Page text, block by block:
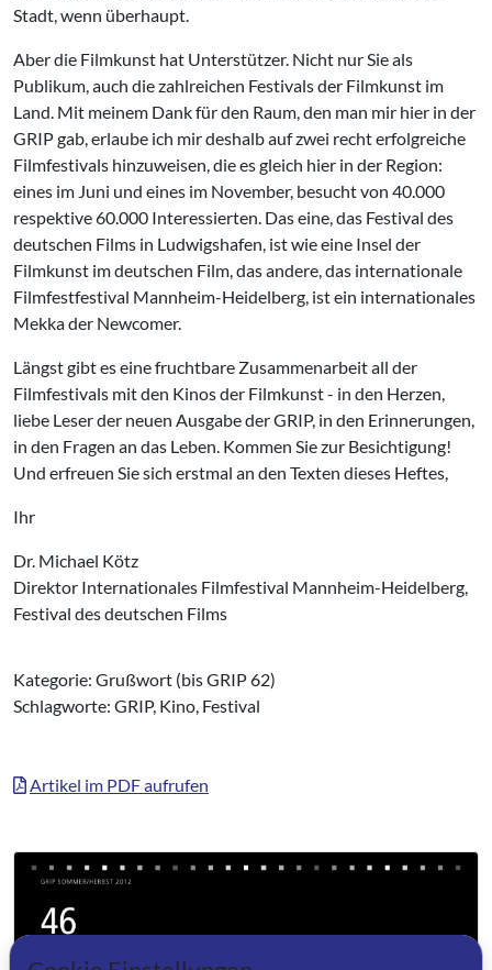
Stadt, wenn überhaupt.
Aber die Filmkunst hat Unterstützer. Nicht nur Sie als
Publikum, auch die zahlreichen Festivals der Filmkunst im
Land. Mit meinem Dank für den Raum, den man mir hier in der
GRIP gab, erlaube ich mir deshalb auf zwei recht erfolgreiche
Filmfestivals hinzuweisen, die es gleich hier in der Region:
eines im Juni und eines im November, besucht von 40.000
respektive 60.000 Interessierten. Das eine, das Festival des
deutschen Films in Ludwigshafen, ist wie eine Insel der
Filmkunst im deutschen Film, das andere, das internationale
Filmfestfestival Mannheim-Heidelberg, ist ein internationales
Mekka der Newcomer.
Längst gibt es eine fruchtbare Zusammenarbeit all der
Filmfestivals mit den Kinos der Filmkunst - in den Herzen,
liebe Leser der neuen Ausgabe der GRIP, in den Erinnerungen,
in den Fragen an das Leben. Kommen Sie zur Besichtigung!
Und erfreuen Sie sich erstmal an den Texten dieses Heftes,
Ihr
Dr. Michael Kötz
Direktor Internationales Filmfestival Mannheim-Heidelberg,
Festival des deutschen Films
Kategorie: Grußwort (bis GRIP 62)
Schlagworte: GRIP, Kino, Festival
Artikel im PDF aufrufen